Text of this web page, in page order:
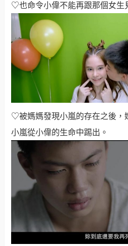
♡也命令小偉不能再跟那個女生
♡被媽媽發現小嵐的存在之後，
小嵐從小偉的生命中踢出。